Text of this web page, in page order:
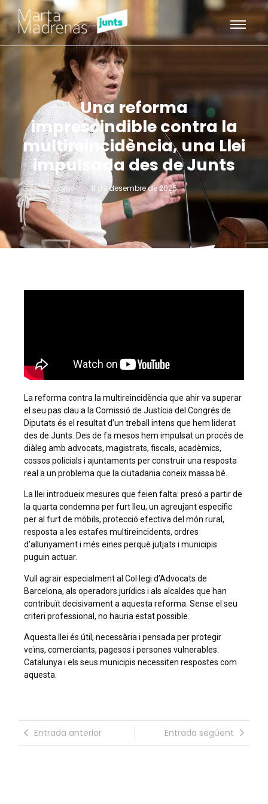
Una reforma
imprescindible contra la
multireincidència, una Llei
impulsada des de Junts
11 de desembre de 2025
La reforma contra la multireincidència que ahir va superar
el seu pas clau a la Comissió de Justícia del Congrés de
Diputats és el resultat d’un treball intens que hem liderat
des de Junts. Des de fa mesos hem impulsat un procés de
diàleg amb advocats, magistrats, fiscals, acadèmics,
cossos policials i ajuntaments per construir una resposta
real a un problema que la ciutadania coneix massa bé.
La llei introdueix mesures que feien falta: presó a partir de
la quarta condemna per furt lleu, un agreujant específic
per al furt de mòbils, protecció efectiva del món rural,
resposta a les estafes multireincidents, ordres
d’allunyament i més eines perquè jutjats i municipis
puguin actuar.
Vull agrair especialment al Col·legi d’Advocats de
Barcelona, als operadors jurídics i als alcaldes que han
contribuït decisivament a aquesta reforma. Sense el seu
criteri professional, no hauria estat possible.
Aquesta llei és útil, necessària i pensada per protegir
veïns, comerciants, pagesos i persones vulnerables.
Catalunya i els seus municipis necessiten respostes com
aquesta.
Entrada anterior Entrada següent